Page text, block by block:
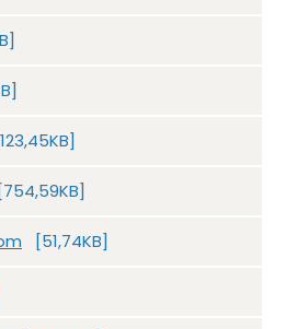
[754,59KB]
[51,74KB]